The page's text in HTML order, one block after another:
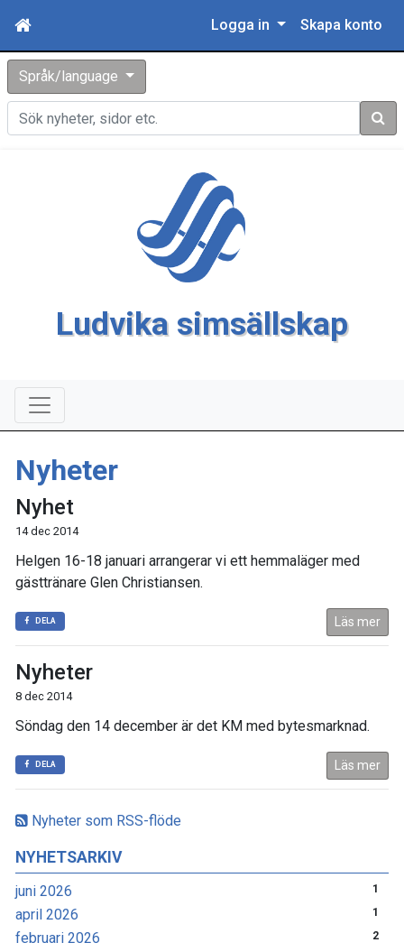
Logga in Skapa konto
Språk/language
Sök
Ludvika simsällskap
Nyheter som RSS-flöde
NYHETSARKIV
juni 2026 1
april 2026 1
februari 2026 2
Nyheter
Nyhet
14 dec 2014
Helgen 16-18 januari arrangerar vi ett hemmaläger med
gästtränare Glen Christiansen.
DELA Läs mer
Nyheter
8 dec 2014
Söndag den 14 december är det KM med bytesmarknad.
DELA Läs mer